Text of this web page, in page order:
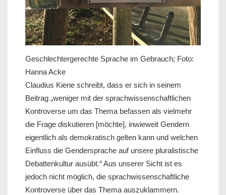
Geschlechtergerechte Sprache im Gebrauch; Foto:
Hanna Acke
Claudius Kiene schreibt, dass er sich in seinem
Beitrag „weniger mit der sprachwissenschaftlichen
Kontroverse um das Thema befassen als vielmehr
die Frage diskutieren [möchte], inwieweit Gendern
eigentlich als demokratisch gelten kann und welchen
Einfluss die Gendersprache auf unsere pluralistische
Debattenkultur ausübt.“ Aus unserer Sicht ist es
jedoch nicht möglich, die sprachwissenschaftliche
Kontroverse über das Thema auszuklammern.